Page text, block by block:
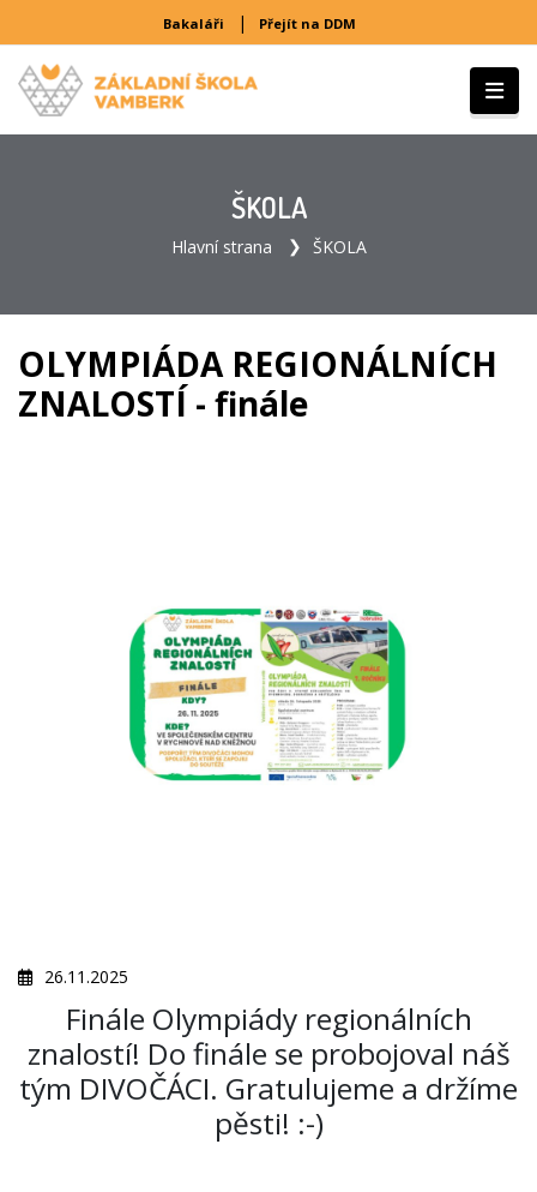
Bakaláři | Přejít na DDM
ŠKOLA
Hlavní strana ŠKOLA
OLYMPIÁDA REGIONÁLNÍCH
ZNALOSTÍ - finále
26.11.2025
Finále Olympiády regionálních
znalostí! Do finále se probojoval náš
tým DIVOČÁCI. Gratulujeme a držíme
pěsti! :-)